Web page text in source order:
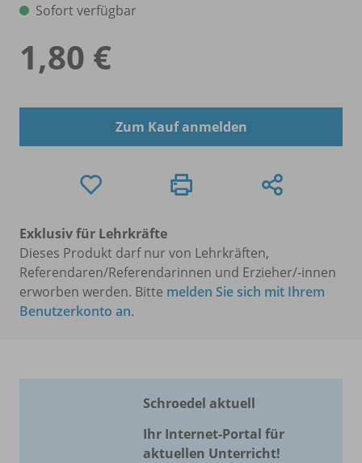
Sofort verfügbar
1,80 €
Zum Kauf anmelden
Exklusiv für Lehrkräfte
Dieses Produkt darf nur von Lehrkräften,
Referendaren/Referendarinnen und Erzieher/-innen
erworben werden. Bitte melden Sie sich mit Ihrem
Benutzerkonto an.
Schroedel aktuell
Ihr Internet-Portal für
aktuellen Unterricht!